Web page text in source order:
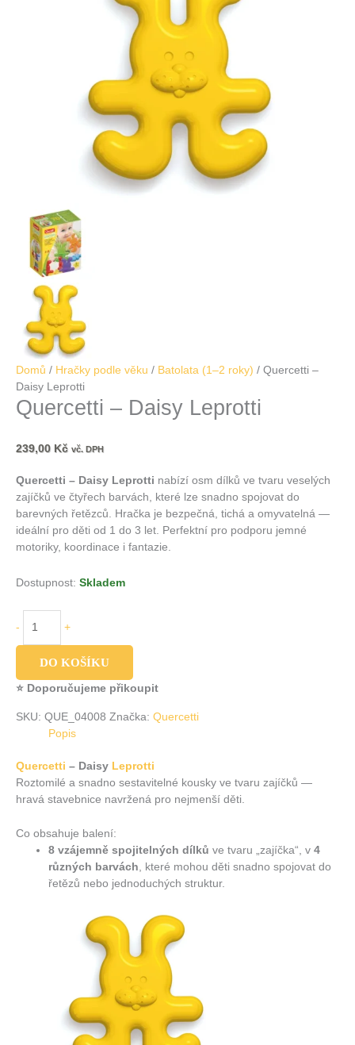
Domů / Hračky podle věku / Batolata (1–2 roky) / Quercetti –
Daisy Leprotti
Quercetti – Daisy Leprotti
239,00 Kč vč. DPH
Quercetti – Daisy Leprotti nabízí osm dílků ve tvaru veselých
zajíčků ve čtyřech barvách, které lze snadno spojovat do
barevných řetězců. Hračka je bezpečná, tichá a omyvatelná —
ideální pro děti od 1 do 3 let. Perfektní pro podporu jemné
motoriky, koordinace i fantazie.
Dostupnost: Skladem
- +
DO KOŠÍKU
⭐ Doporučujeme přikoupit
SKU: QUE_04008 Značka: Quercetti
Popis
Quercetti – Daisy Leprotti
Roztomilé a snadno sestavitelné kousky ve tvaru zajíčků —
hravá stavebnice navržená pro nejmenší děti.
Co obsahuje balení:
8 vzájemně spojitelných dílků ve tvaru „zajíčka“, v4
různých barvách, které mohou děti snadno spojovat do
řetězů nebo jednoduchých struktur.